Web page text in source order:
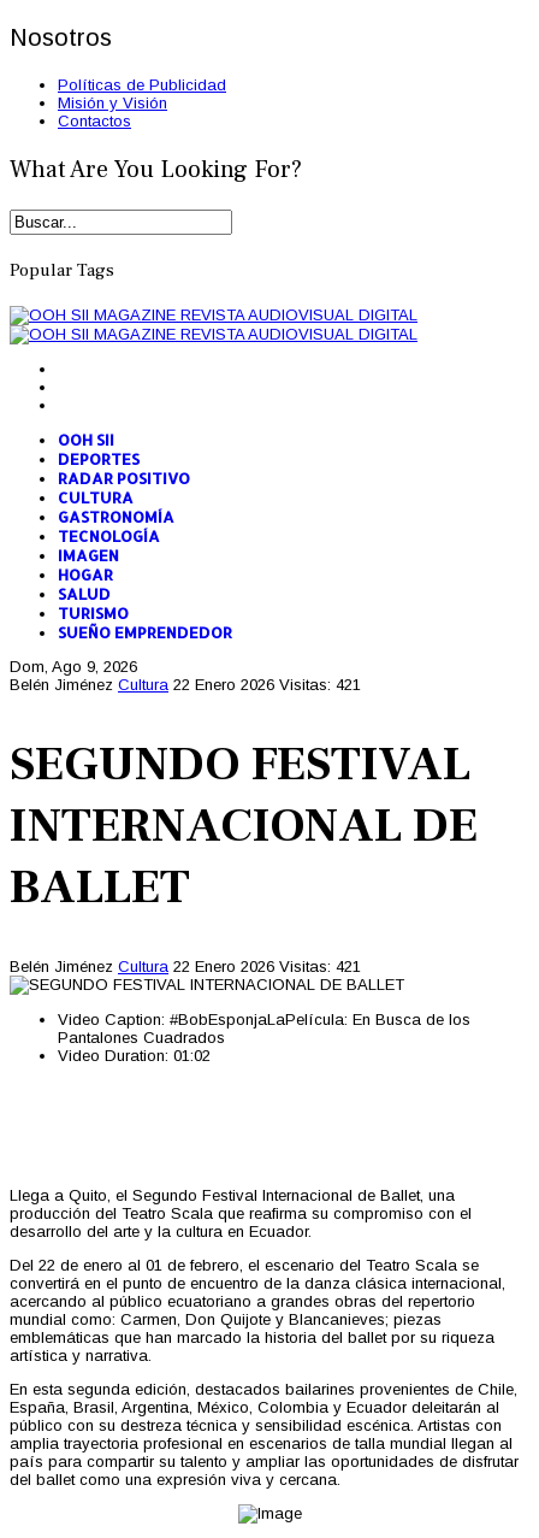
Nosotros
Políticas de Publicidad
Misión y Visión
Contactos
What Are You Looking For?
Popular Tags
OOH SII
DEPORTES
RADAR POSITIVO
CULTURA
GASTRONOMÍA
TECNOLOGÍA
IMAGEN
HOGAR
SALUD
TURISMO
SUEÑO EMPRENDEDOR
Dom, Ago 9, 2026
Belén Jiménez Cultura 22 Enero 2026 Visitas: 421
SEGUNDO FESTIVAL
INTERNACIONAL DE
BALLET
Belén Jiménez Cultura 22 Enero 2026 Visitas: 421
Video Caption: #BobEsponjaLaPelícula: En Busca de los
Pantalones Cuadrados
Video Duration: 01:02
Llega a Quito, el Segundo Festival Internacional de Ballet, una
producción del Teatro Scala que reafirma su compromiso con el
desarrollo del arte y la cultura en Ecuador.
Del 22 de enero al 01 de febrero, el escenario del Teatro Scala se
convertirá en el punto de encuentro de la danza clásica internacional,
acercando al público ecuatoriano a grandes obras del repertorio
mundial como: Carmen, Don Quijote y Blancanieves; piezas
emblemáticas que han marcado la historia del ballet por su riqueza
artística y narrativa.
En esta segunda edición, destacados bailarines provenientes de Chile,
España, Brasil, Argentina, México, Colombia y Ecuador deleitarán al
público con su destreza técnica y sensibilidad escénica. Artistas con
amplia trayectoria profesional en escenarios de talla mundial llegan al
país para compartir su talento y ampliar las oportunidades de disfrutar
del ballet como una expresión viva y cercana.